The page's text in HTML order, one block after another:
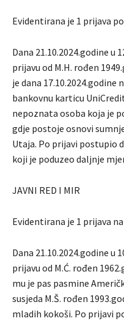
Evidentirana je 1 prijava
Dana 21.10.2024.godine u
prijavu od M.H. rođen
je dana 17.10.2024.godine
bankovnu karticu
nepoznata osoba koja je
gdje postoje osnovi
Utaja. Po prijavi postupio
koji je poduzeo daljnje
JAVNI RED I MIR
Evidentirana je 1 prijava
Dana 21.10.2024.godine u
prijavu od M.Ć. rođen
mu je pas pasmine
susjeda M.Š. rođen
mladih kokoši. Po prijavi